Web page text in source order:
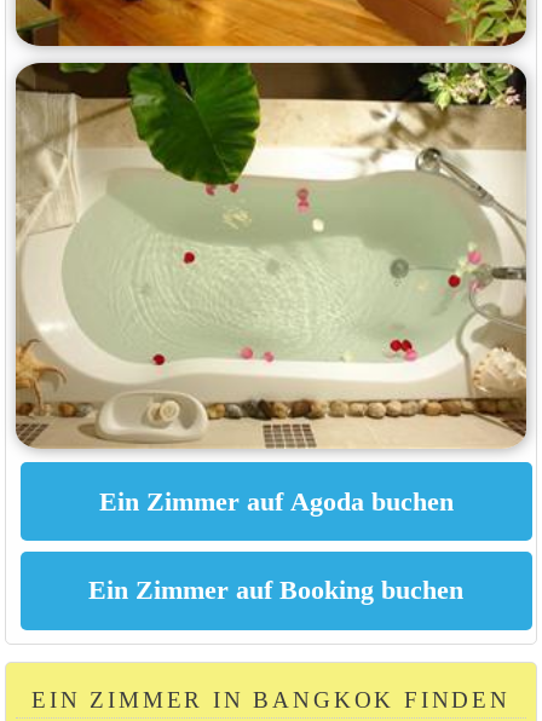
EIN ZIMMER IN BANGKOK FINDEN